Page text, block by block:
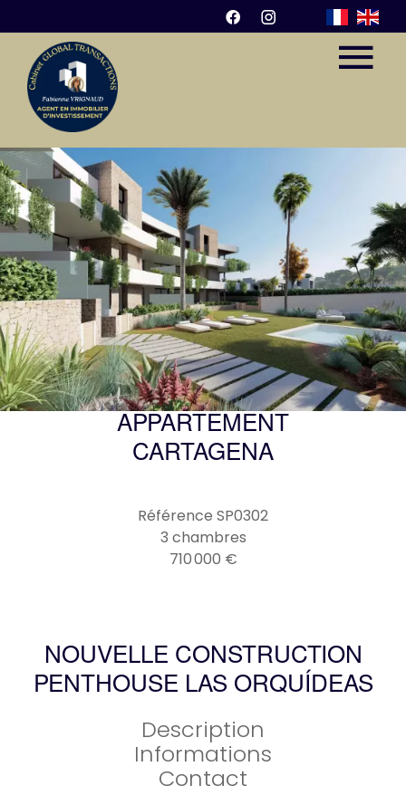
APPARTEMENT
CARTAGENA
Référence SP0302
3 chambres
710 000 €
NOUVELLE CONSTRUCTION
PENTHOUSE LAS ORQUÍDEAS
Description
Informations
Contact